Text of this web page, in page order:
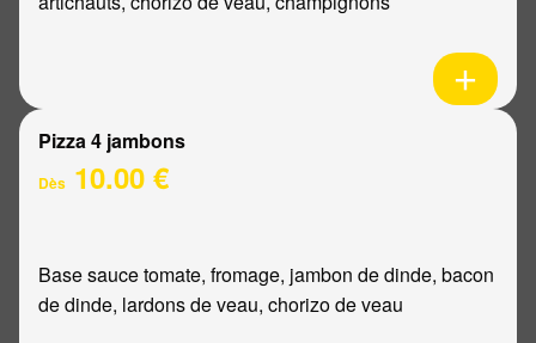
Pizza 4 jambons
Dès 10.00 €
Base sauce tomate, fromage, jambon de dinde, bacon
de dinde, lardons de veau, chorizo de veau